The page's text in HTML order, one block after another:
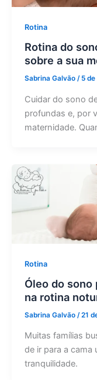
Rotina
Rotina do
sobre a sua
Sabrina Galvão / 5
Cuidar do sono
profundas e, por
maternidade.
Rotina
Óleo do sono
na rotina
Sabrina Galvão /21
Muitas famílias
de ir para a cama
tranquilidade.